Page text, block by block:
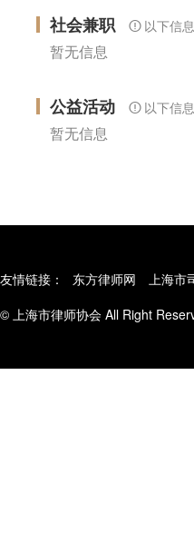
社会兼职 以下信
暂无信息
公益活动 以下信
暂无信息
友情链接： 东方律师网 上海市
© 上海市律师协会 All Right